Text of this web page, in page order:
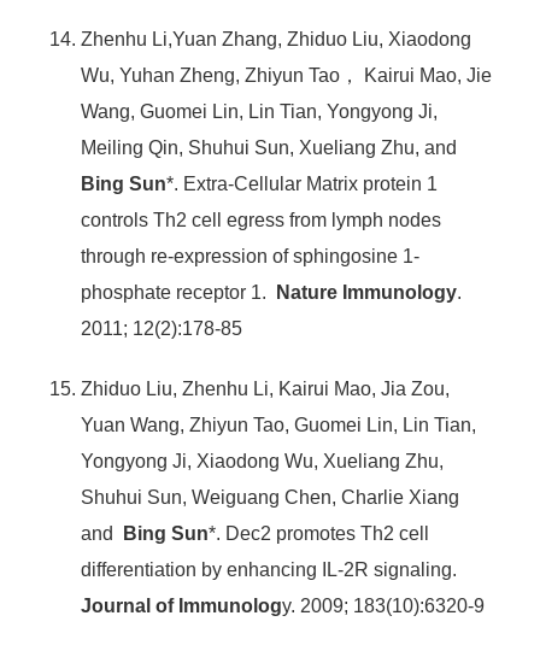
Zhenhu Li,Yuan Zhang, Zhiduo Liu, Xiaodong
Wu, Yuhan Zheng, Zhiyun Tao， Kairui Mao, Jie
Wang, Guomei Lin, Lin Tian, Yongyong Ji,
Meiling Qin, Shuhui Sun, Xueliang Zhu, and
Bing Sun*. Extra-Cellular Matrix protein 1
controls Th2 cell egress from lymph nodes
through re-expression of sphingosine 1-
phosphate receptor 1.
Nature Immunology.
2011; 12(2):178-85
Zhiduo Liu, Zhenhu Li, Kairui Mao, Jia Zou,
Yuan Wang, Zhiyun Tao, Guomei Lin, Lin Tian,
Yongyong Ji, Xiaodong Wu, Xueliang Zhu,
Shuhui Sun, Weiguang Chen, Charlie Xiang
and
Bing Sun*. Dec2 promotes Th2 cell
differentiation by enhancing IL-2R signaling.
Journal of Immunology. 2009; 183(10):6320-9